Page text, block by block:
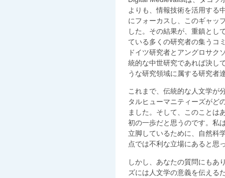
よりも、情報技術を活用する
にフォーカスし、このギャッ
した。その結果が、重鎮とし
ている多くの研究者の集うコ
ドイツ研究者とアングロサク
統的な中世研究であれば決し
うな研究領域に属する研究者
これまで、伝統的な人文学が
タルヒューマニティーズがど
ました。そして、このことは
初の一歩だと思うのです。私
立脚しているために、自然科
点では不利な立場にあると思
しかし、あなたの質問にもあ
ズには人文学の意義を伝える